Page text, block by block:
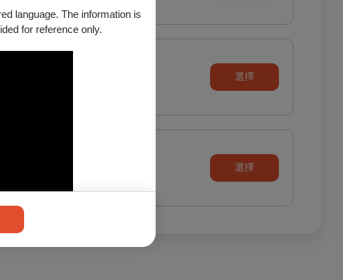
language. The information is
for reference only.
選擇
選擇